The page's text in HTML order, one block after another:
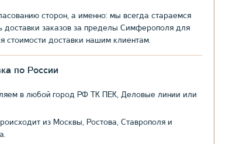
сторон, а именно: мы всегда стараемся
доставки заказов за пределы Симферополя для
стоимости доставки нашим клиентам.
по России
в любой город РФ ТК ПЕК, Деловые линии или
из Москвы, Ростова, Ставрополя и